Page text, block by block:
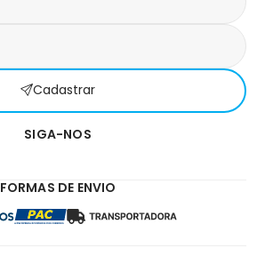
Cadastrar
SIGA-NOS
FORMAS DE ENVIO